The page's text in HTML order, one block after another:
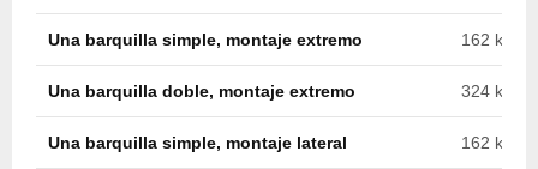
Una barquilla simple, montaje extremo 162 kg
Una barquilla doble, montaje extremo 324 kg
Una barquilla simple, montaje lateral 162 kg